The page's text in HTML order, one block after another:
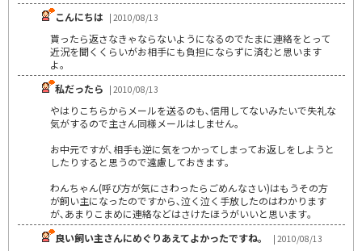
こんにちは | 2010/08/13
貰ったら返さなきゃならないようになるのでたまに連絡をとって
近況を聞くくらいがお相手にも負担にならずに済むと思います
よ。
私だったら | 2010/08/13
やはりこちらからメールを送るのも､信用してないみたいで失礼な
気がするので主さん同様メールはしません｡
お中元ですが､相手も逆に気をつかってしまってお返しをしようと
したりすると思うので遠慮しておきます｡
わんちゃん(呼び方が気にさわったらごめんなさい)はもうその方
が飼い主になったのですから､泣く泣く手放したのはわかります
が､あまりこまめに連絡などはさけたほうがいいと思います｡
良い飼い主さんにめぐりあえてよかったですね。
| 2010/08/13